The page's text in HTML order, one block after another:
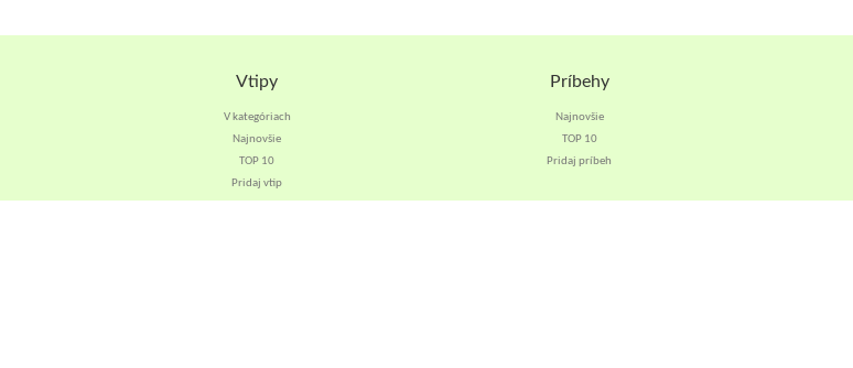
Vtipy
V kategóriach
Najnovšie
TOP 10
Pridaj vtip
Príbehy
Najnovšie
TOP 10
Pridaj príbeh